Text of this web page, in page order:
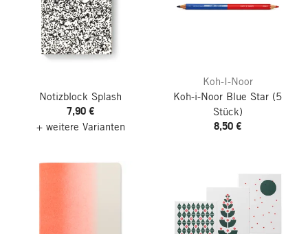
Notizblock Splash
7,90 €
+ weitere Varianten
Koh-I-Noor
Koh-i-Noor Blue Star (5
Stück)
8,50 €